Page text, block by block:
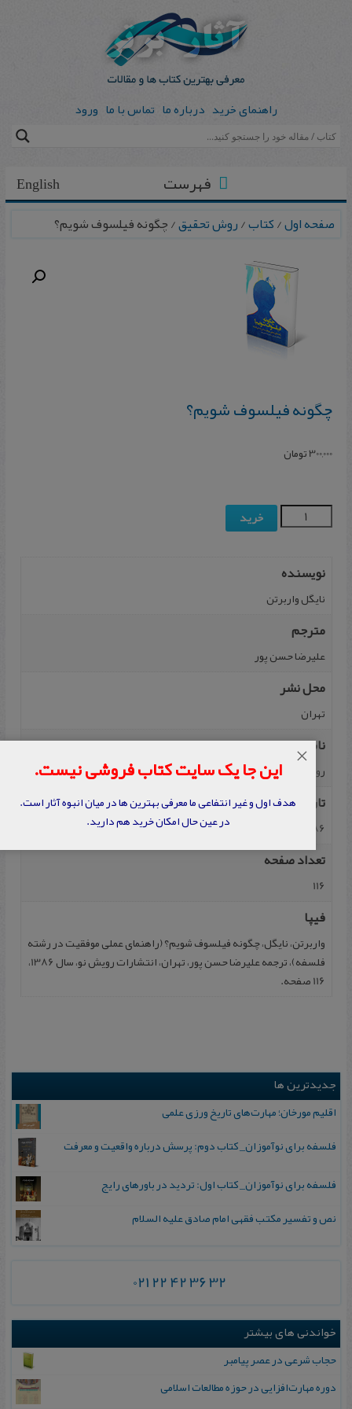
راهنمای خرید درباره ما تماس با ما ورود
English فهرست
صفحه اول/کتاب/روش تحقیق/ چگونه فیلسوف شویم؟
چگونه فیلسوف شویم؟
300,000تومان
خرید
نویسنده
نایگل واربرتن
مترجم
علیرضا حسن پور
محل نشر
تهران
ناشر
رویش نو
تاریخ نشر
1386
تعداد صفحه
116
فیپا
واربرتن، نایگل، چگونه فیلسوف شویم؟ (راهنمای عملی موفقیت در رشته
فلسفه)، ترجمه علیرضا حسن پور، تهران، انتشارات رویش نو، سال 1386،
116 صفحه.
جدیدترین ها
اقلیم مورخان؛ مهارت‌های تاریخ ورزی علمی
فلسفه برای نوآموزان_ کتاب دوم: پرسش درباره واقعیت و معرفت
فلسفه برای نوآموزان_ کتاب اول: تردید در باورهای رایج
نص و تفسیر مکتب فقهی امام صادق علیه السلام
021 22 42 36 32
خواندنی های بیشتر
حجاب شرعی در عصر پیامبر
دوره مهارت‌افزایی در حوزه مطالعات اسلامی
این جا یک سایت کتاب فروشی نیست.
هدف اول و غیر انتفاعی ما معرفی بهترین ها در میان انبوه آثار است.
در عین حال امکان خرید هم دارید.
×